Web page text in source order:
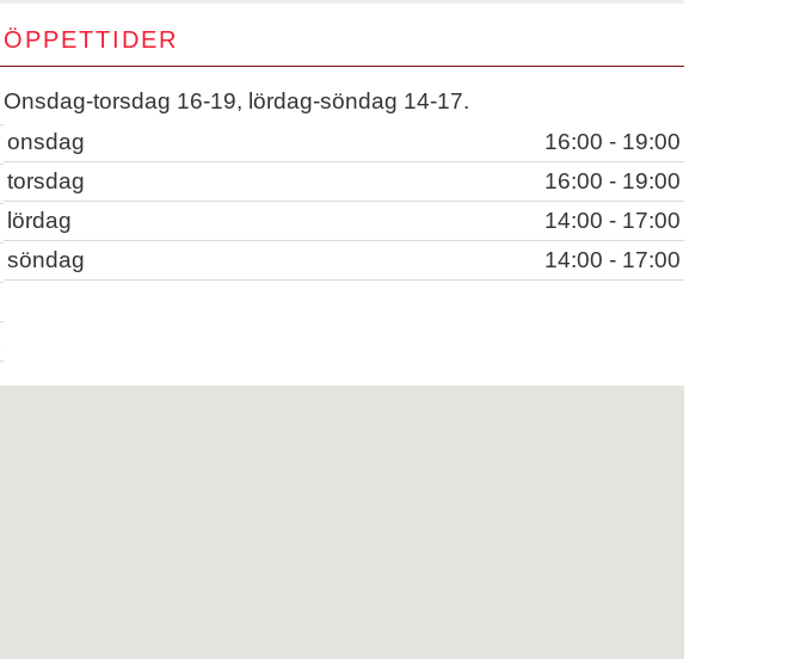
ÖPPETTIDER
Onsdag-torsdag 16-19, lördag-söndag 14-17.
onsdag
16:00 - 19:00
torsdag
16:00 - 19:00
lördag
14:00 - 17:00
söndag
14:00 - 17:00